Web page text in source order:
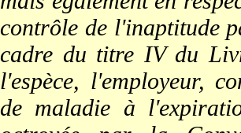
contrôle de l'inaptitude
cadre du titre IV du
l'espèce, l'employeur,
de maladie à